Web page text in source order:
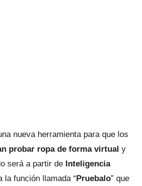
nueva herramienta para que los
probar ropa de forma virtual y
será a partir de Inteligencia
la función llamada “Pruebalo” que